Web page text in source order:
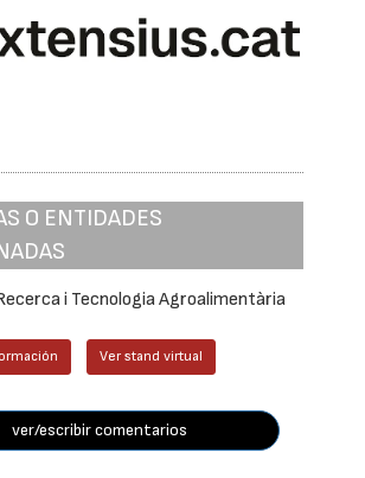
O ENTIDADES
i Tecnologia Agroalimentària
Ver stand virtual
ver/escribir comentarios